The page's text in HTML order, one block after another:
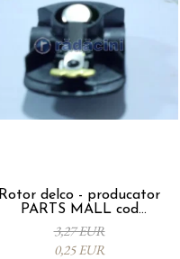
Rotor delco - producator
PARTS MALL cod
33310A78B00-000
3,27 EUR
0,25 EUR